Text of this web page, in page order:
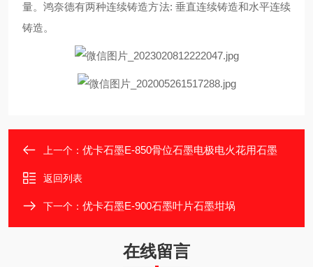
量。鸿奈德有两种连续铸造方法: 垂直连续铸造和水平连续
铸造。
上一个： 优卡石墨E-850骨位石墨电极电火花用石墨
返回列表
下一个： 优卡石墨E-900石墨叶片石墨坩埚
在线留言